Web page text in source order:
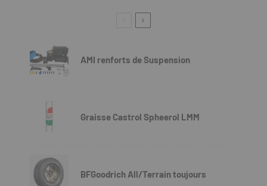
AMI renforts de Suspension
Graisse Castrol Spheerol LMM
BFGoodrich All/Terrain toujours